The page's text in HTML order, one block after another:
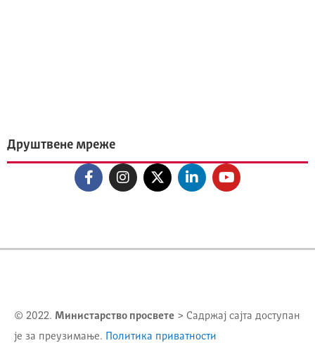
Друштвене мреже
© 2022. Министарство просвете > Садржај сајта доступан
је за преузимање. Политика приватности